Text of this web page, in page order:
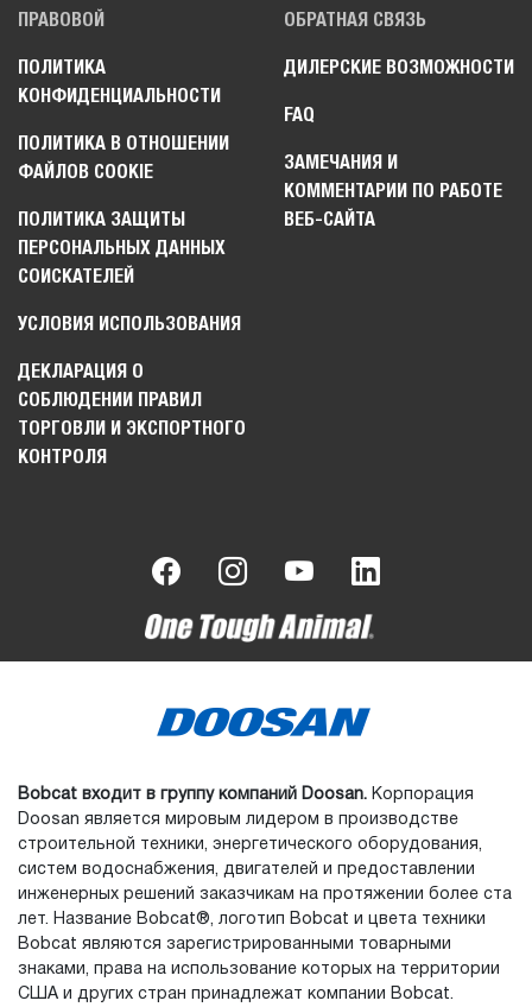
ПРАВОВОЙ
ПОЛИТИКА
КОНФИДЕНЦИАЛЬНОСТИ
ПОЛИТИКА В ОТНОШЕНИИ
ФАЙЛОВ COOKIE
ПОЛИТИКА ЗАЩИТЫ
ПЕРСОНАЛЬНЫХ ДАННЫХ
СОИСКАТЕЛЕЙ
УСЛОВИЯ ИСПОЛЬЗОВАНИЯ
ДЕКЛАРАЦИЯ О
СОБЛЮДЕНИИ ПРАВИЛ
ТОРГОВЛИ И ЭКСПОРТНОГО
КОНТРОЛЯ
ОБРАТНАЯ СВЯЗЬ
ДИЛЕРСКИЕ ВОЗМОЖНОСТИ
FAQ
ЗАМЕЧАНИЯ И
КОММЕНТАРИИ ПО РАБОТЕ
ВЕБ-САЙТА
Bobcat входит в группу компаний Doosan. Корпорация
Doosan является мировым лидером в производстве
строительной техники, энергетического оборудования,
систем водоснабжения, двигателей и предоставлении
инженерных решений заказчикам на протяжении более ста
лет. Название Bobcat®, логотип Bobcat и цвета техники
Bobcat являются зарегистрированными товарными
знаками, права на использование которых на территории
США и других стран принадлежат компании Bobcat.